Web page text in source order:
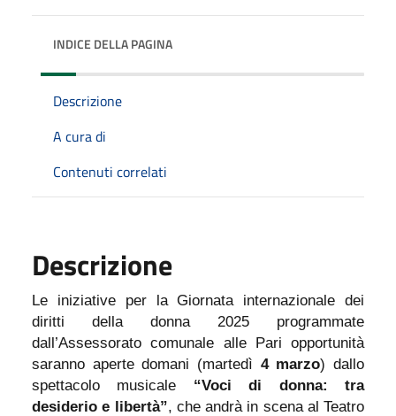
INDICE DELLA PAGINA
Descrizione
A cura di
Contenuti correlati
Descrizione
Le iniziative per la Giornata internazionale dei
diritti della donna 2025 programmate
dall’Assessorato comunale alle Pari opportunità
saranno aperte domani (martedì 4 marzo) dallo
spettacolo musicale “Voci di donna: tra
desiderio e libertà”, che andrà in scena al Teatro